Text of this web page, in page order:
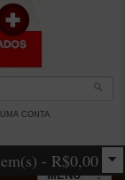
CONTA.
- R$0,00
MENU